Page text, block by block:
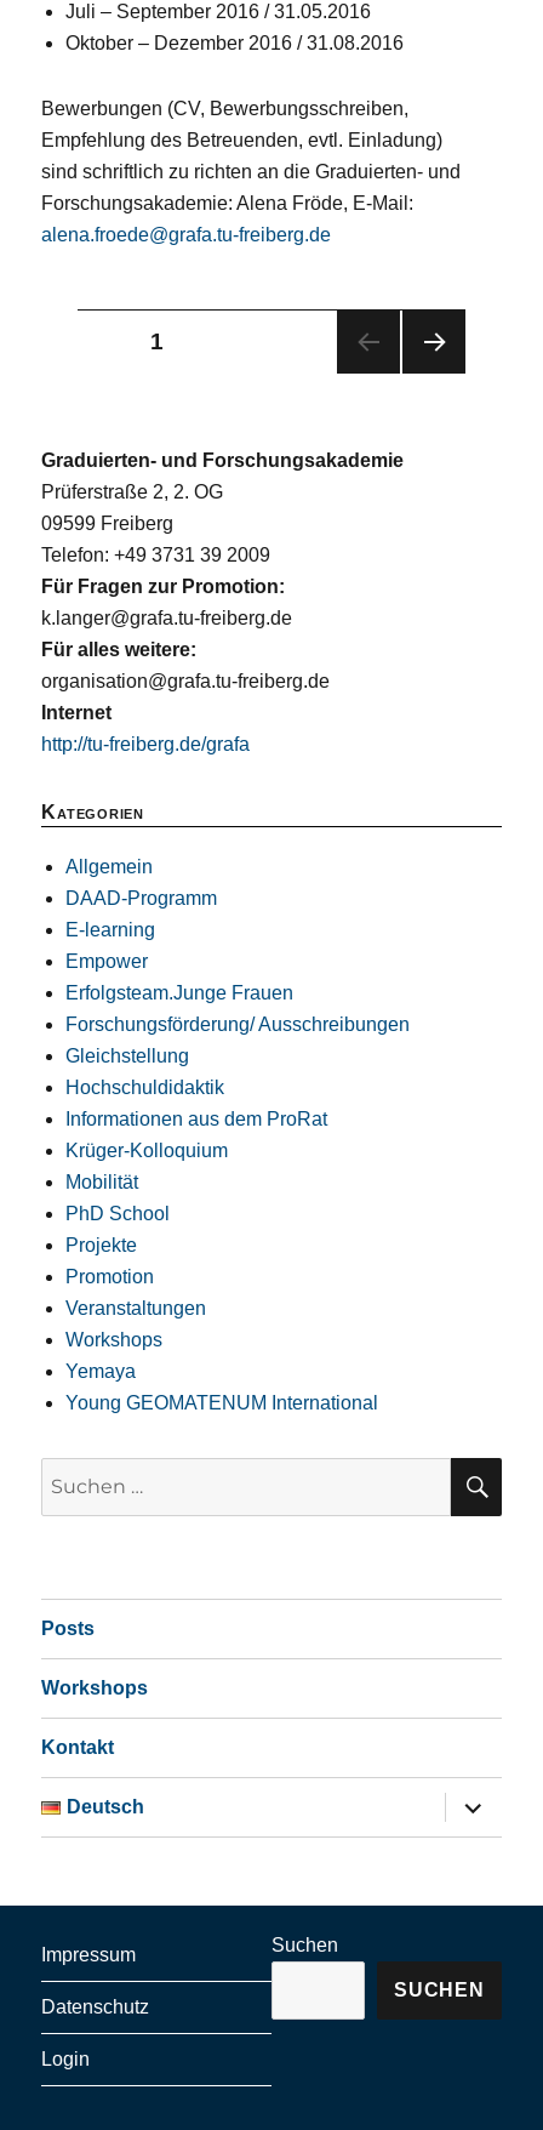
Juli – September 2016 / 31.05.2016
Oktober – Dezember 2016 / 31.08.2016
Bewerbungen (CV, Bewerbungsschreiben,
Empfehlung des Betreuenden, evtl. Einladung)
sind schriftlich zu richten an die Graduierten- und
Forschungsakademie: Alena Fröde, E-Mail:
alena.froede@grafa.tu-freiberg.de
Seitennummerierung
Beiträge
SEITE1
SEIT
Graduierten- und Forschungsakademie
Prüferstraße 2, 2. OG
09599 Freiberg
Telefon: +49 3731 39 2009
Für Fragen zur Promotion:
k.langer@grafa.tu-freiberg.de
Für alles weitere:
organisation@grafa.tu-freiberg.de
Internet
http://tu-freiberg.de/grafa
Kategorien
Allgemein
DAAD-Programm
E-learning
Empower
Erfolgsteam.Junge Frauen
Forschungsförderung/ Ausschreibungen
Gleichstellung
Hochschuldidaktik
Informationen aus dem ProRat
Krüger-Kolloquium
Mobilität
PhD School
Projekte
Promotion
Veranstaltungen
Workshops
Yemaya
Young GEOMATENUM International
Posts
Workshops
Kontakt
Deutsch
öffnen
Impressum
Datenschutz
Login
Suchen
SUCHEN